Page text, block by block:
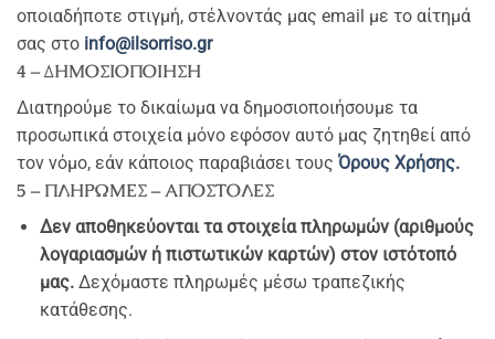
οποιαδήποτε στιγμή, στέλνοντάς μας email με το αίτημά
σας στο info@ilsorriso.gr
4 – ΔΗΜΟΣΙΟΠΟΙΗΣΗ
Διατηρούμε το δικαίωμα να δημοσιοποιήσουμε τα
προσωπικά στοιχεία μόνο εφόσον αυτό μας ζητηθεί από
τον νόμο, εάν κάποιος παραβιάσει τους Όρους Χρήσης.
5 – ΠΛΗΡΩΜΕΣ – ΑΠΟΣΤΟΛΕΣ
Δεν αποθηκεύονται τα στοιχεία πληρωμών (αριθμούς
λογαριασμών ή πιστωτικών καρτών) στον ιστότοπό
μας. Δεχόμαστε πληρωμές μέσω τραπεζικής
κατάθεσης.